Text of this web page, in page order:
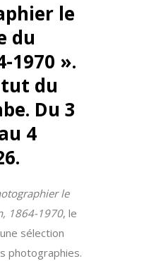
le
du
1970 ».
du
Du 3
4
le
1864-1970, le
sélection
photographies.